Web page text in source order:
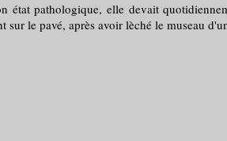
pathologique, elle devait
le pavé, après avoir lèché le museau